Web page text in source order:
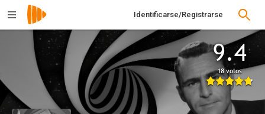
Identificarse/Registrarse
9.4
18 votos